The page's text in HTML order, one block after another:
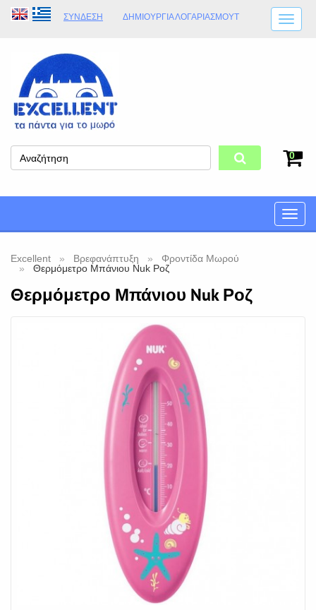
ΣΎΝΔΕΣΗ ΔΗΜΙΟΥΡΓΊΑ ΛΟΓΑΡΙΑΣΜΟΎT
ΩΡΆΡΙΟ ΚΑΤΑΣΤΉΜΑΤΟΣ
ΦΥΣΙΚΌ ΚΑΤΆΣΤΗΜΑ
0
Toggle
Excellent Βρεφανάπτυξη
Φροντίδα Μωρού
Θερμόμετρο Μπάνιου Nuk Ροζ
Θερμόμετρο Μπάνιου Nuk Ροζ